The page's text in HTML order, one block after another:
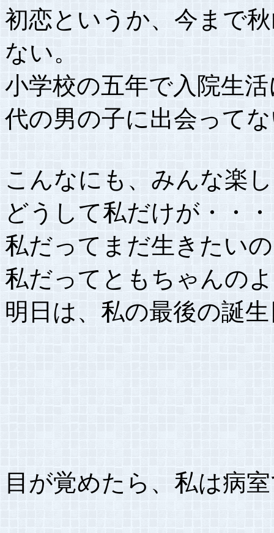
初恋というか、今まで
ない。
小学校の五年で入院生
代の男の子に出会って
こんなにも、みんな楽
どうして私だけが・・
私だってまだ生きたい
私だってともちゃんの
明日は、私の最後の誕
目が覚めたら、私は病